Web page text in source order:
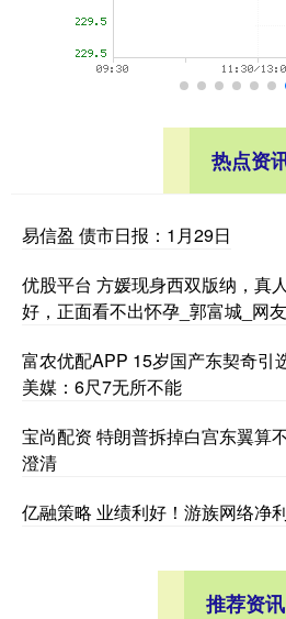
热点资
易信盈 债市日报：1月29日
优股平台 方媛现身西双版纳，真
好，正面看不出怀孕_郭富城_网
富农优配APP 15岁国产东契奇引
美媒：6尺7无所不能
宝尚配资 特朗普拆掉白宫东翼算
澄清
亿融策略 业绩利好！游族网络净
推荐资讯